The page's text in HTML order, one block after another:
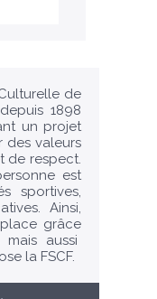
de
1898
un projet
des valeurs
de respect.
est
sportives,
Ainsi,
grâce
aussi
la FSCF.